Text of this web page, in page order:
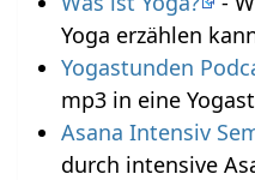
Yoga erzählen
Yogastunden
mp3 in eine
Asana Intensiv
durch intensive